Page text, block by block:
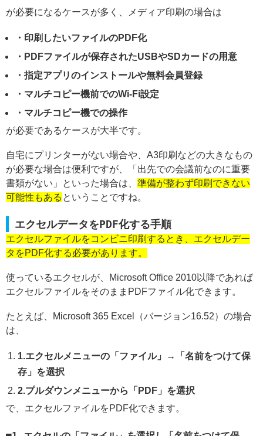
が必要になるケースが多く、メディア印刷の場合は
・印刷したいファイルのPDF化
・PDFファイルが保存されたUSBやSDカードの用意
・指定アプリのインストールや無料会員登録
・マルチコピー機前でのWi-Fi設定
・マルチコピー機での操作
が必要であるケースが大半です。
自宅にプリンターがない場合や、A3印刷などの大きなもの
が必要な場合は便利ですが、「出先での会議前なのに重要
書類がない」といった場合は、 準備が整わず印刷できない
可能性もある ということですね。
エクセルデータをPDF化する手順
エクセルファイルをコンビニ印刷するとき、エクセルデー
タをPDF化する必要があります。
使っているエクセルが、Microsoft Office 2010以降であれば
エクセルファイルをそのままPDFファイル化できます。
たとえば、Microsoft 365 Excel（バージョン16.52）の場合
は、
1.エクセルメニューの「ファイル」→「名前をつけて保
存」を選択
2.プルダウンメニューから「PDF」を選択
で、エクセルファイルをPDF化できます。